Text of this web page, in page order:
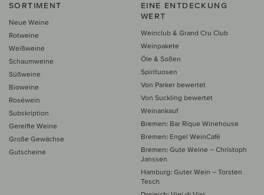
SORTIMENT
Neue Weine
Rotweine
Weißweine
Schaumweine
Süßweine
Bioweine
Roséwein
Subskription
Gereifte Weine
Große Gewächse
Gutscheine
EINE ENTDECKUNG
WERT
Weinclub & Grand Cru Club
Weinpakete
Öle & Soßen
Spirituosen
Von Parker bewertet
Von Suckling bewertet
Weinankauf
Bremen: Bar Rique Winehouse
Bremen: Engel WeinCafé
Bremen: Gute Weine – Christoph
Janssen
Hamburg: Guter Wein – Torsten
Tesch